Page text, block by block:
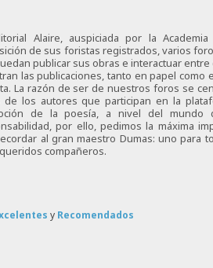
Alaire, auspiciada por la
de sus foristas registrados, varios
publicar sus obras e interactuar
las publicaciones, tanto en papel
La razón de ser de nuestros foros se
de los autores que participan en la
de la poesía, a nivel del mundo
por ello, pedimos la máxima
al gran maestro Dumas: uno para
compañeros.
y Recomendados